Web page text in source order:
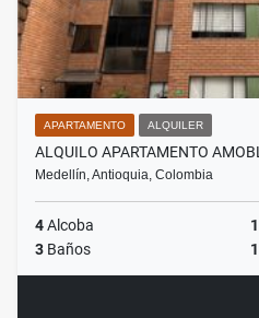
APARTAMENTO ALQUILER
ALQUILO APARTAMENTO
Medellín, Antioquia, Colombia
4Alcoba 1
3 Baños